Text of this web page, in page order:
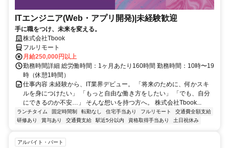
ITエンジニア(Web・アプリ開発)|未経験歓迎
手に職をつけ、未来を変える。
株式会社Tbook
フルリモート
月給250,000円以上
勤務時間詳細 総労働時間：1ヶ月あたり160時間 勤務時間：10時〜19
時（休憩1時間）
仕事内容 未経験から、IT業界デビュー。 「将来のために、何かスキ
ルを身につけたい」 「もっと自由な働き方をしたい」 「でも、自分
にできるのか不安…」 そんな想いを持つ方へ。 株式会社Tbook...
ランチタイム 固定時間制 転勤なし 住宅手当あり フルリモート
交通費全額支給
研修あり
賞与あり 交通費支給 駅近5分以内 資格取得手当あり 土日祝休み
アルバイト・パート